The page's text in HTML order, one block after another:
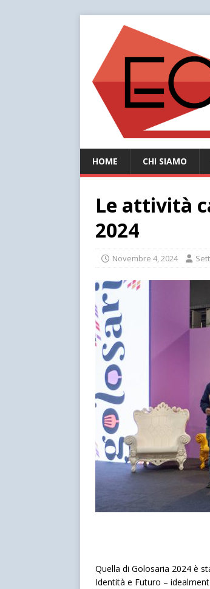
HOME CHI SIAMO
Le attività
2024
Novembre 4, 2024
Quella di Golosaria 2024 è
Identità e Futuro –